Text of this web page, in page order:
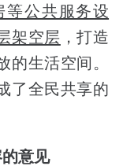
等公共服务设
架空层 ，打造
的生活空间。
了全民共享的
意见